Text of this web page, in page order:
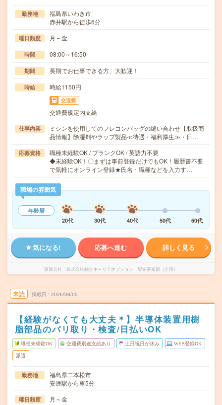
勤務地
福島県いわき市
赤井駅から徒歩6分
曜日頻度 月～金
時間 08:00～16:50
期間 長期でお仕事できる方、大歓迎！
時給 時給1150円
交通費
交通費規定内支給
仕事内容
ミシンを使用してのフレコンバッグの縫い合わせ【取扱商
品情報】除湿剤やラップ製品≪待遇・福利厚生≫・日…
応募資格
職種未経験OK / ブランクOK / 英語力不要
◆未経験OK！〇まずは事前登録だけでもOK！履歴書不要
で気軽にオンライン登録★氏名・職種などを入力す…
職場の雰囲気
年齢層
20代
30代 40代 50代 60代
気になる! 応募へ進む 詳しく見る
派遣会社 株式会社綜合キャリアオプション 製造事業部（全国）
未読 掲載日 2026/08/05
【経験がなくても大丈夫＊】半導体装置用樹
脂部品のバリ取り・検査/日払いOK
職種未経験OK 交通費別途支給あり 土日祝日が休み WEB登録OK
派遣
勤務地
福島県二本松市
安達駅から車5分
曜日頻度 月～金